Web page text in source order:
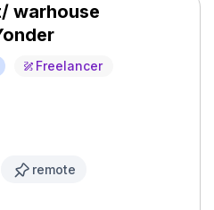
warhouse
Freelancer
remote